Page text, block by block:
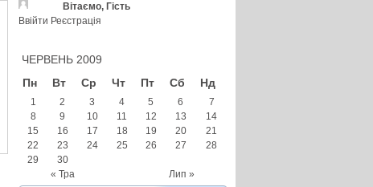
Вітаємо, Гість
Ввійти Реєстрація
ЧЕРВЕНЬ 2009
Пн
Вт Ср Чт Пт Сб Нд
« Тра Лип »
1 2 3 4 5 6
7
8
9 10 11 12 13
14
15
16 17 18 19 20
21
22
23 24 25 26 27
28
29
30